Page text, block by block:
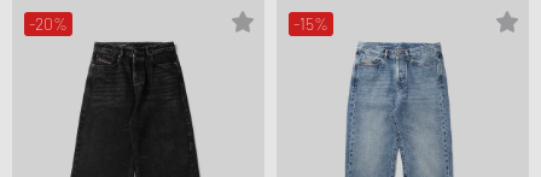
-20% -15%